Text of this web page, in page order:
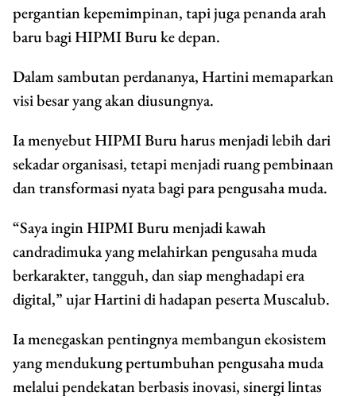
pergantian kepemimpinan, tapi juga penanda arah
baru bagi HIPMI Buru ke depan.
Dalam sambutan perdananya, Hartini memaparkan
visi besar yang akan diusungnya.
Ia menyebut HIPMI Buru harus menjadi lebih dari
sekadar organisasi, tetapi menjadi ruang pembinaan
dan transformasi nyata bagi para pengusaha muda.
“Saya ingin HIPMI Buru menjadi kawah
candradimuka yang melahirkan pengusaha muda
berkarakter, tangguh, dan siap menghadapi era
digital,” ujar Hartini di hadapan peserta Muscalub.
Ia menegaskan pentingnya membangun ekosistem
yang mendukung pertumbuhan pengusaha muda
melalui pendekatan berbasis inovasi, sinergi lintas